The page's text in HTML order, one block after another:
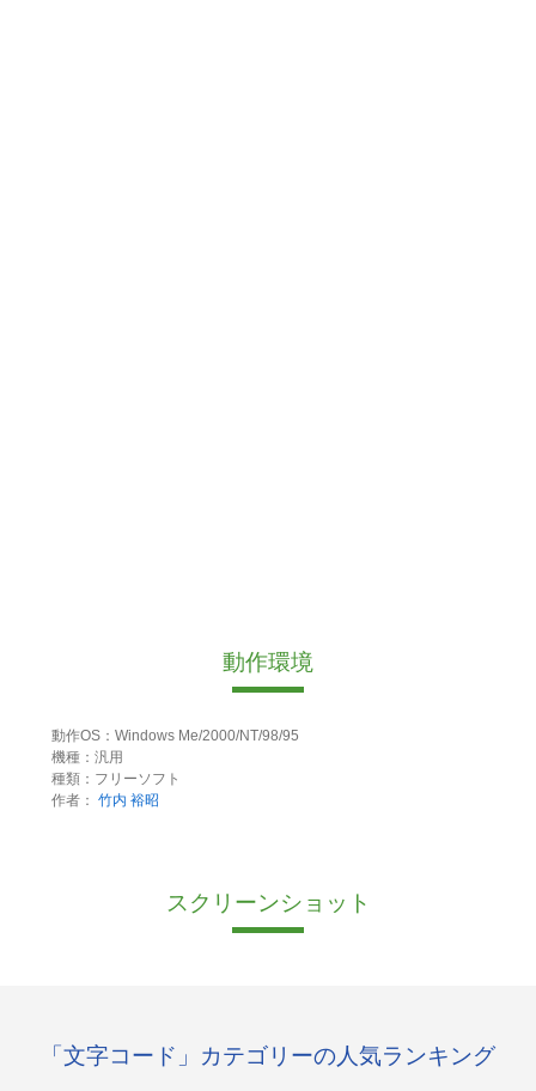
動作環境
動作OS：Windows Me/2000/NT/98/95
機種：汎用
種類：フリーソフト
作者： 竹内 裕昭
スクリーンショット
「文字コード」カテゴリーの人気ランキング